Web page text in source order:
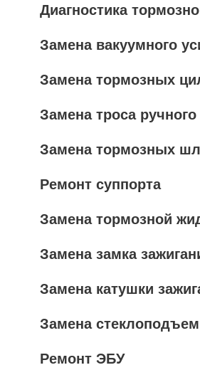
Диагностика
Замена вакуумного
Замена тормозных
Замена троса
Замена тормозных
Ремонт суппорта
Замена тормозной
Замена замка
Замена катушки
Замена
Ремонт ЭБУ